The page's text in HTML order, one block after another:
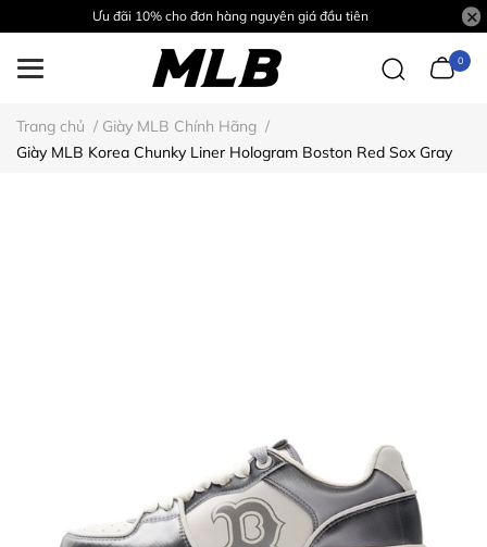
Ưu đãi 10% cho đơn hàng nguyên giá đầu tiên
0
Trang chủ / Giày MLB Chính Hãng /
Giày MLB Korea Chunky Liner Hologram Boston Red Sox Gray